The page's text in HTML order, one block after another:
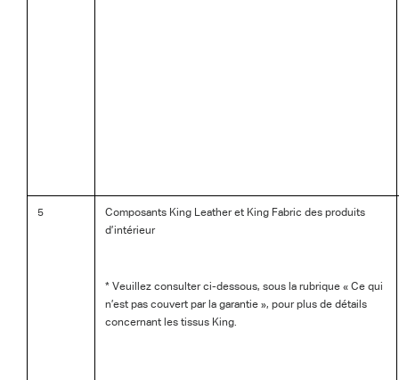
5
Composants King Leather et King Fabric des produits
d’intérieur
* Veuillez consulter ci-dessous, sous la rubrique « Ce qui
n’est pas couvert par la garantie », pour plus de détails
concernant les tissus King.